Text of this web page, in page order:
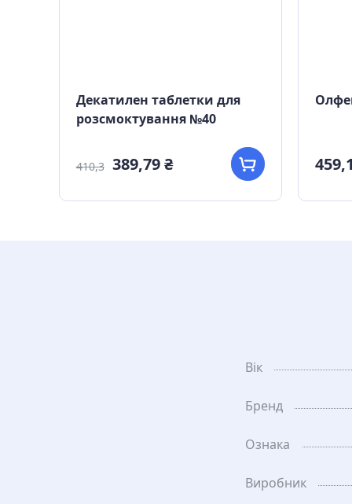
Декатилен таблетки для
розсмоктування №40
410,3 389,79 ₴
Вік
Бренд
Ознака
Виробник